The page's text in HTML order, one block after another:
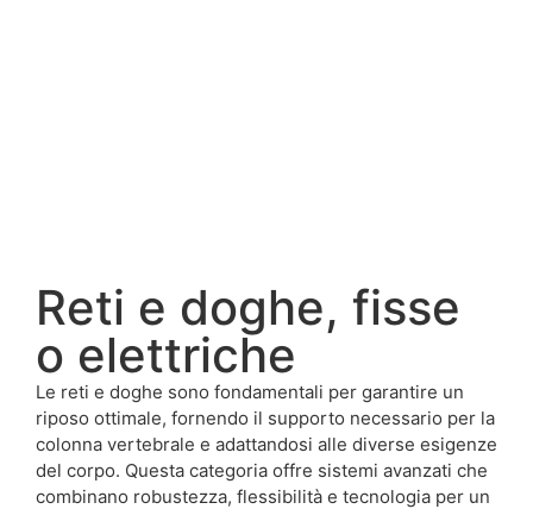
Reti e doghe, fisse
o elettriche
Le reti e doghe sono fondamentali per garantire un
riposo ottimale, fornendo il supporto necessario per la
colonna vertebrale e adattandosi alle diverse esigenze
del corpo. Questa categoria offre sistemi avanzati che
combinano robustezza, flessibilità e tecnologia per un